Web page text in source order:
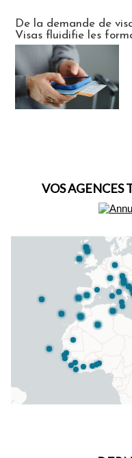
De la demande de
Visas fluidifie les
VOS AGENCES